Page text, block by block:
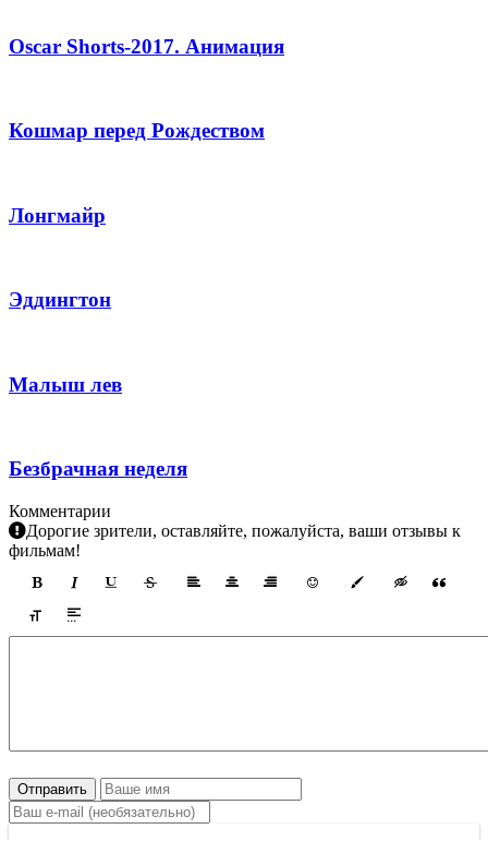
Oscar Shorts-2017. Анимация
Кошмар перед Рождеством
Лонгмайр
Эддингтон
Малыш лев
Безбрачная неделя
Комментарии
Дорогие зрители, оставляйте, пожалуйста, ваши отзывы к
фильмам!
Отправить